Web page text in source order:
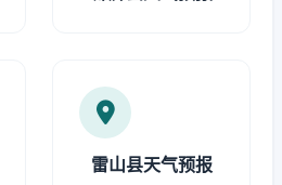
雷山县天气预报